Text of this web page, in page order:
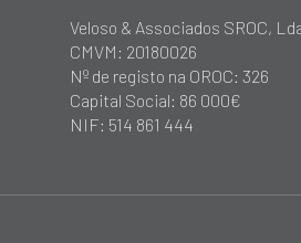
Veloso & Associados SROC,
CMVM: 20180026
Nº de registo na OROC: 326
Capital Social: 86 000€
NIF: 514 861 444